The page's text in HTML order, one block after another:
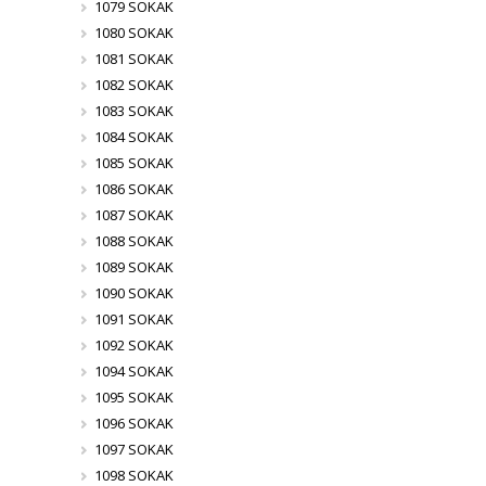
1079 SOKAK
1080 SOKAK
1081 SOKAK
1082 SOKAK
1083 SOKAK
1084 SOKAK
1085 SOKAK
1086 SOKAK
1087 SOKAK
1088 SOKAK
1089 SOKAK
1090 SOKAK
1091 SOKAK
1092 SOKAK
1094 SOKAK
1095 SOKAK
1096 SOKAK
1097 SOKAK
1098 SOKAK